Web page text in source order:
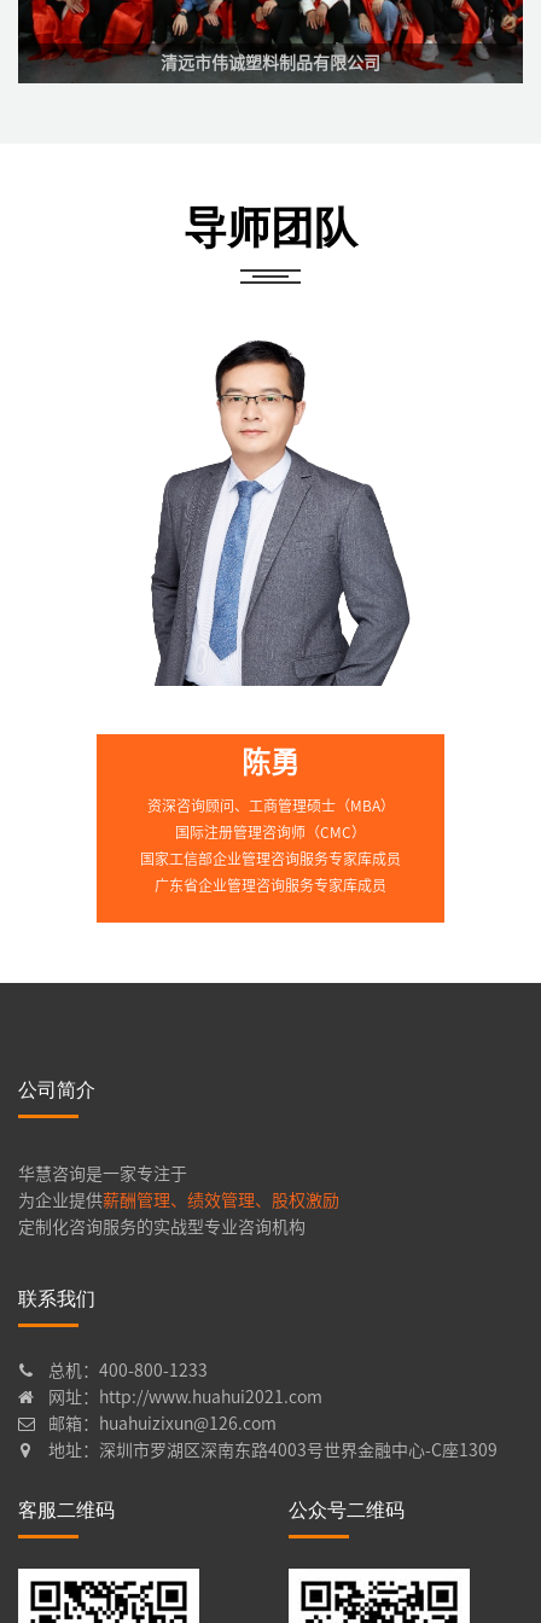
清远市伟诚塑料制品有限公司
导师团队
陈勇
资深咨询顾问、工商管理硕士（MBA）
国际注册管理咨询师（CMC）
国家工信部企业管理咨询服务专家库成员
广东省企业管理咨询服务专家库成员
公司简介
华慧咨询是一家专注于
为企业提供薪酬管理、绩效管理、股权激励
定制化咨询服务的实战型专业咨询机构
联系我们
总机：400-800-1233
网址：http://www.huahui2021.com
邮箱：huahuizixun@126.com
地址：深圳市罗湖区深南东路4003号世界金融中心-C座1309
客服二维码 公众号二维码